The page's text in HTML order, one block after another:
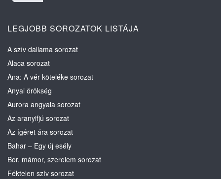
LEGJOBB SOROZATOK LISTÁJA
A szív dallama sorozat
Alaca sorozat
Ana: A vér köteléke sorozat
Anyai örökség
Aurora angyala sorozat
Az aranyifjú sorozat
Az ígéret ára sorozat
Bahar – Egy új esély
Bor, mámor, szerelem sorozat
Féktelen szív sorozat